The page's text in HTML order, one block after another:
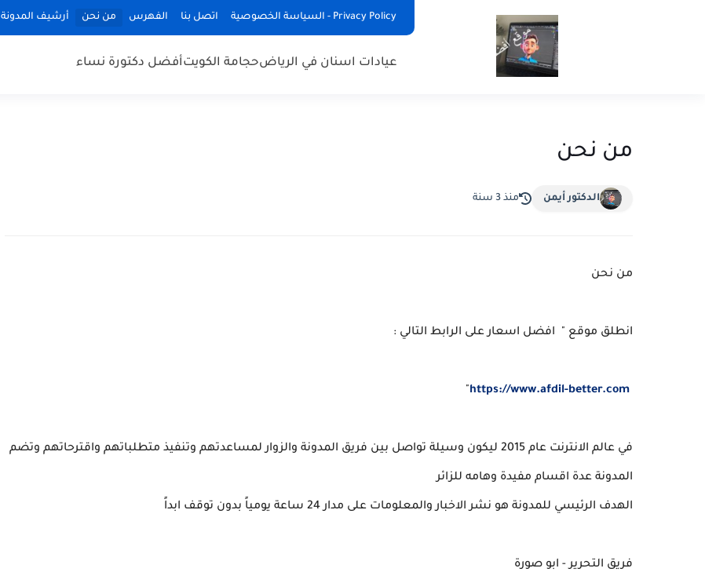
Privacy Policy - السياسة الخصوصية اتصل بنا الفهرس من نحن أرشيف المدونة
عيادات اسنان في الرياضحجامة الكويتأفضل دكتورة نساء
من نحن
الدكتور أيمن منذ 3 سنة
من نحن
انطلق موقع " افضل اسعار على الرابط التالي :
https://www.afdil-better.com
"
في عالم الانترنت عام 2015 ليكون وسيلة تواصل بين فريق المدونة والزوار لمساعدتهم وتنفيذ متطلباتهم واقترحاتهم وتضم
المدونة عدة اقسام مفيدة وهامه للزائر
الهدف الرئيسي للمدونة هو نشر الاخبار والمعلومات على مدار 24 ساعة يومياً بدون توقف ابداً
فريق التحرير - ابو صورة